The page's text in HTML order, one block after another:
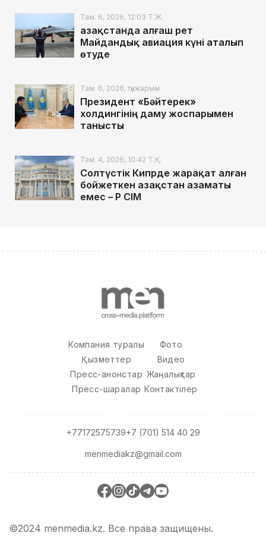
Там. 6, 2026, 12:03 Т.Ж.
Қазақстанда алғаш рет
Майдандық авиация күні аталып
өтуде
Там. 6, 2026, түнжарым
Президент «Бәйтерек»
холдингінің даму жоспарымен
танысты
Там. 4, 2026, 10:42 Т.Қ.
Солтүстік Кипрде жарақат алған
бойжеткен Қазақстан азаматы
емес – ҚР СІМ
Компания туралы
Қызметтер
Пресс-анонстар
Пресс-шаралар
Фото
Видео
Жаңалықтар
Контактілер
menmediakz@gmail.com
+77172575739+7 (701) 514 40 29
©2024 menmedia.kz. Все права защищены.